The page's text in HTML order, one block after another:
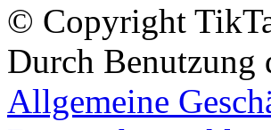
© Copyright
Durch Benutzung
Allgemeine